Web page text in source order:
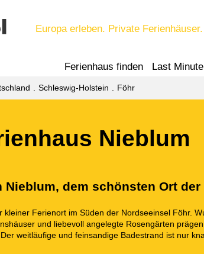
Europa erleben. Private Ferienhäuser.
Ferienhaus finden Last Minute
Schleswig-Holstein Föhr
Nieblum
Nieblum, dem schönsten Ort
kleiner Ferienort im Süden der Nordseeinsel Föhr.
und liebevoll angelegte Rosengärten
weitläufige und feinsandige Badestrand ist nur